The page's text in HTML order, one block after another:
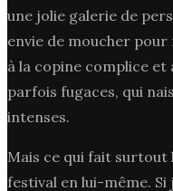
une jolie galerie de
envie de moucher
à la copine complice
parfois fugaces, qui
intenses.
Mais ce qui fait surtout
festival en lui-même.